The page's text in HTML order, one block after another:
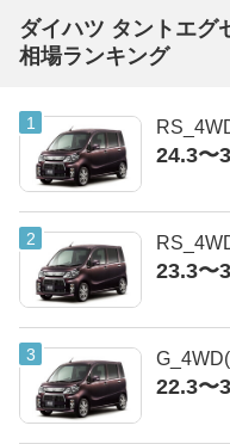
ダイハツ タントエグ
相場ランキング
24.3〜
23.3〜
22.3〜